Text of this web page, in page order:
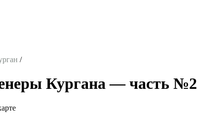
/
Кургана — часть №2